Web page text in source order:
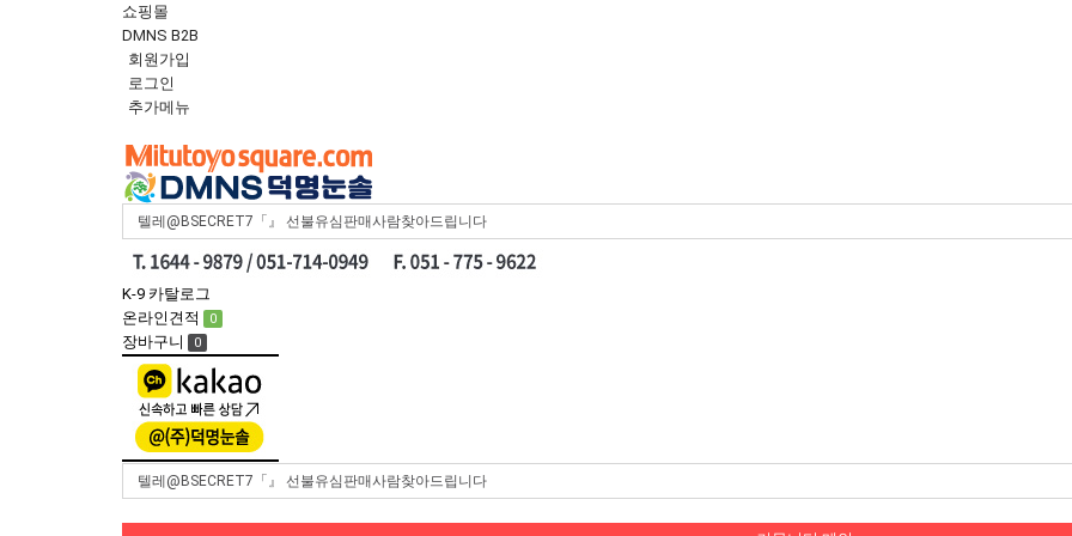
쇼핑몰
DMNS B2B
회원가입
로그인
추가메뉴
navigation
K-9 카탈로그
온라인견적
0
장바구니 0